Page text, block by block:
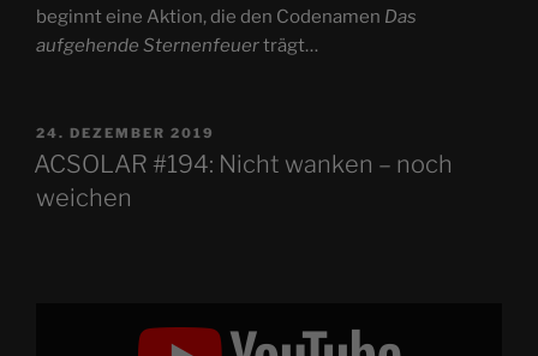
beginnt eine Aktion, die den Codenamen Das
aufgehende Sternenfeuerträgt…
VERÖFFENTLICHT
AM
24. DEZEMBER 2019
ACSOLAR #194: Nicht wanken – noch
weichen